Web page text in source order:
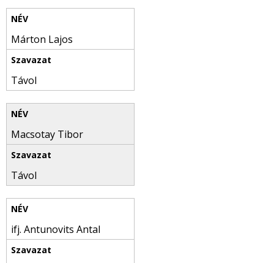
Márton Lajos
Távol
Macsotay Tibor
Távol
ifj. Antunovits Antal